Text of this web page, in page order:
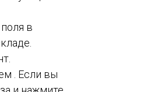
в
. Если вы